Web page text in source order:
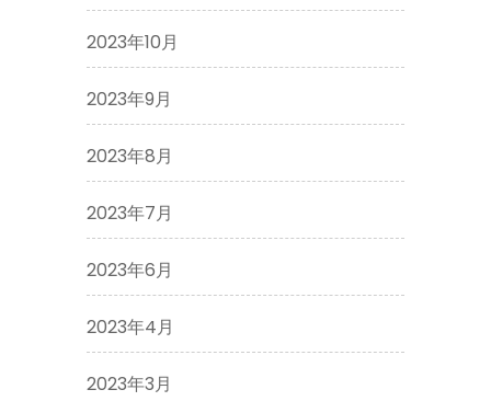
2023年10月
2023年9月
2023年8月
2023年7月
2023年6月
2023年4月
2023年3月